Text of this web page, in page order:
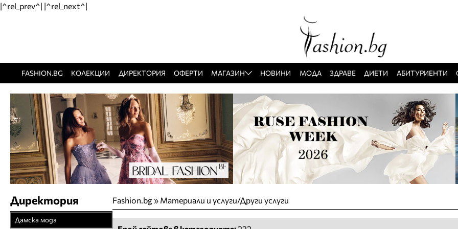
|^rel_prev^| |^rel_next^|
FASHION.BG КОЛЕКЦИИ ДИРЕКТОРИЯ ОФЕРТИ МАГАЗИН НОВИНИ МОДА ЗДРАВЕ ДИЕТИ АБИТУРИЕНТИ
Fashion.bg» Материали и услуги/Други услуги
Директория
Дамска мода